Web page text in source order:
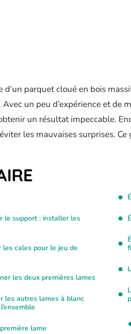
d’un parquet cloué en bois
un peu d’expérience et de
un résultat impeccable.
les mauvaises surprises.
le support : installer les
les cales pour le jeu de
les deux premières lames
les autres lames à blanc
lame